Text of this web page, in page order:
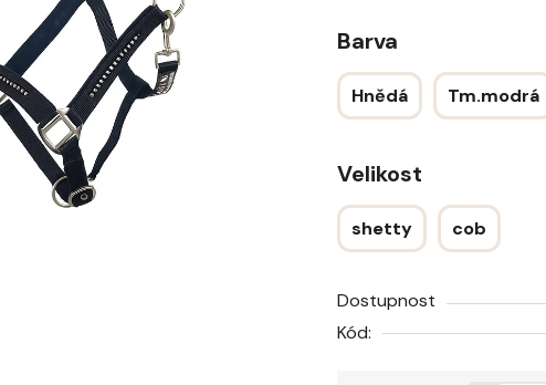
z
5
hvězdiček.
Barva
Hnědá Tm.modrá
Velikost
shetty cob
Dostupnost
Kód: